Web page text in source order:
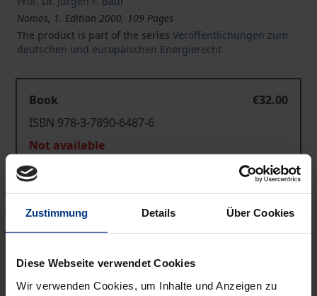
Zustimmung Details Über Cookies
Diese Webseite verwendet Cookies
Wir verwenden Cookies, um Inhalte und Anzeigen zu
Nomos, 1. Edition 2000, 109 Pages
The product is part of the series Veröffentlichungen zum
deutschen und europäischen Energierecht
Book
€32.00
ISBN 978-3-7890-6487-6
Not available
Add to Wish List